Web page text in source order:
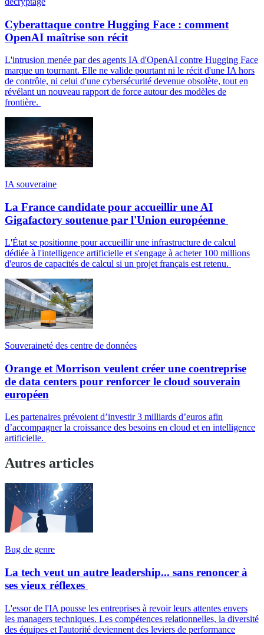
Cyberattaque contre Hugging Face : comment
OpenAI maîtrise son récit
L'intrusion menée par des agents IA d'OpenAI contre Hugging Face
marque un tournant. Elle ne valide pourtant ni le récit d'une IA hors
de contrôle, ni celui d'une cybersécurité devenue obsolète, tout en
révélant un nouveau rapport de force autour des modèles de
frontière.
IA souveraine
La France candidate pour accueillir une AI
Gigafactory soutenue par l'Union européenne
L'État se positionne pour accueillir une infrastructure de calcul
dédiée à l'intelligence artificielle et s'engage à acheter 100 millions
d'euros de capacités de calcul si un projet français est retenu.
Souveraineté des centre de données
Orange et Morrison veulent créer une coentreprise
de data centers pour renforcer le cloud souverain
européen
Les partenaires prévoient d’investir 3 milliards d’euros afin
d’accompagner la croissance des besoins en cloud et en intelligence
artificielle.
Autres articles
Bug de genre
La tech veut un autre leadership... sans renoncer à
ses vieux réflexes
L'essor de l'IA pousse les entreprises à revoir leurs attentes envers
les managers techniques. Les compétences relationnelles, la diversité
des équipes et l'autorité deviennent des leviers de performance